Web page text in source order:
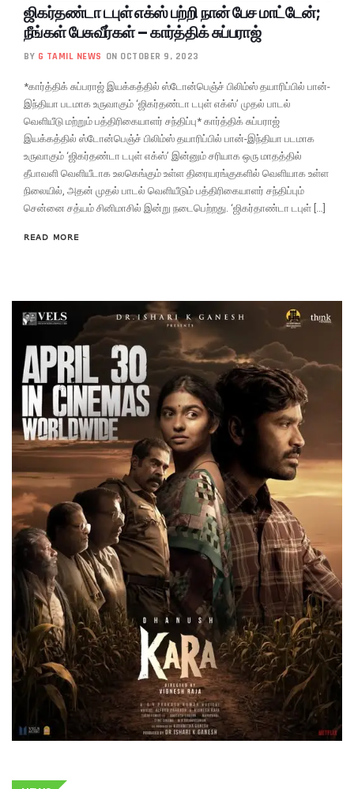
ஜிகர்தண்டா டபுள் எக்ஸ் பற்றி நான் பேச மாட்டேன்;
நீங்கள் பேசுவீர்கள் – கார்த்திக் சுப்பராஜ்
BY G TAMIL NEWS ON OCTOBER 9, 2023
*கார்த்திக் சுப்பராஜ் இயக்கத்தில் ஸ்டோன்பெஞ்ச் பிலிம்ஸ் தயாரிப்பில் பான்-
இந்தியா படமாக உருவாகும் ‘ஜிகர்தண்டா டபுள் எக்ஸ்’ முதல் பாடல்
வெளியீடு மற்றும் பத்திரிகையாளர் சந்திப்பு* கார்த்திக் சுப்பராஜ்
இயக்கத்தில் ஸ்டோன்பெஞ்ச் பிலிம்ஸ் தயாரிப்பில் பான்-இந்தியா படமாக
உருவாகும் ‘ஜிகர்தண்டா டபுள் எக்ஸ்’ இன்னும் சரியாக ஒரு மாதத்தில்
தீபாவளி வெளியீடாக உலகெங்கும் உள்ள திரையரங்குகளில் வெளியாக உள்ள
நிலையில், அதன் முதல் பாடல் வெளியீடும் பத்திரிகையாளர் சந்திப்பும்
சென்னை சத்யம் சினிமாசில் இன்று நடைபெற்றது. ‘ஜிகர்தாண்டா டபுள் […]
READ MORE